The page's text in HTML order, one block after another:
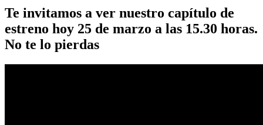
Te invitamos a ver nuestro capítulo de
estreno hoy 25 de marzo a las 15.30 horas.
No te lo pierdas